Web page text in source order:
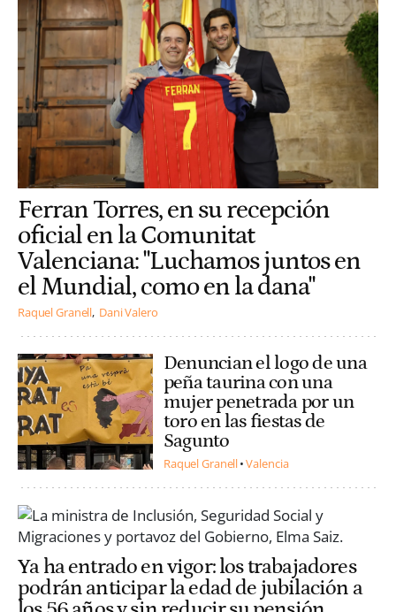
Ferran Torres, en su recepción
oficial en la Comunitat
Valenciana: "Luchamos juntos en
el Mundial, como en la dana"
Raquel Granell Dani Valero
Denuncian el logo de una
peña taurina con una
mujer penetrada por un
toro en las fiestas de
Sagunto
Raquel Granell Valencia
Ya ha entrado en vigor: los trabajadores
podrán anticipar la edad de jubilación a